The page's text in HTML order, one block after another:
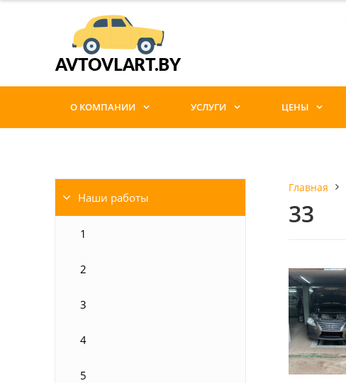
О КОМПАНИИ УСЛУГИ ЦЕНЫ
Наши работы
1
2
3
4
5
Главная
33